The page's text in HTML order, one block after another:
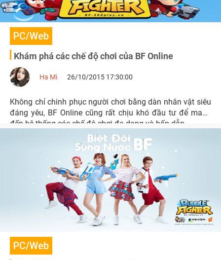
PC/Web
Khám phá các chế độ chơi của BF Online
Ha Mi 26/10/2015 17:30:00
Không chỉ chinh phục người chơi bằng dàn nhân vật siêu
đáng yêu, BF Online cũng rất chịu khó đầu tư để mang
đến hệ thống các chế độ chơi đa dạng và hấp dẫn.
PC/Web